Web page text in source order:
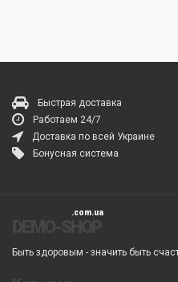
Быстрая доставка
Работаем 24/7
Доставка по всей Украине
Бонусная система
Быть здоровым - значить быть